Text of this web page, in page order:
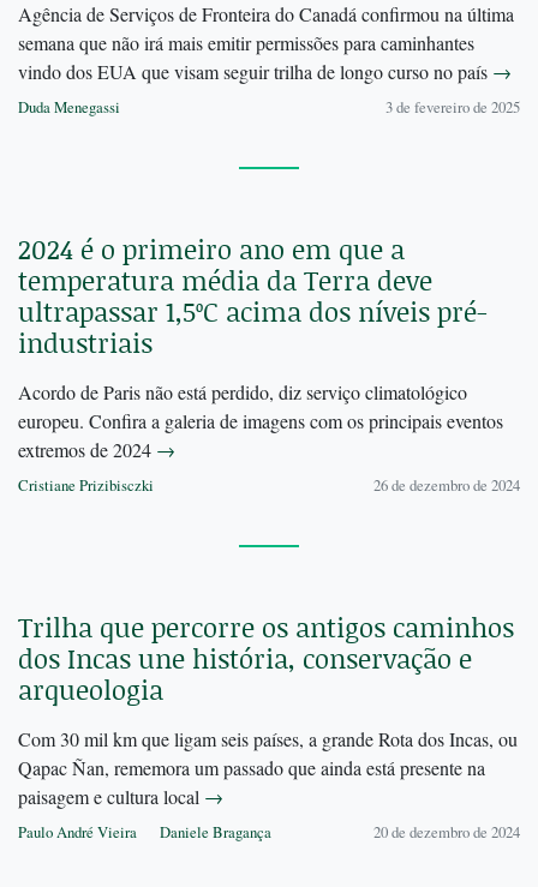
Agência de Serviços de Fronteira do Canadá confirmou na última
semana que não irá mais emitir permissões para caminhantes
vindo dos EUA que visam seguir trilha de longo curso no país →
Duda Menegassi 3 de fevereiro de 2025
2024 é o primeiro ano em que a
temperatura média da Terra deve
ultrapassar 1,5ºC acima dos níveis pré-
industriais
Acordo de Paris não está perdido, diz serviço climatológico
europeu. Confira a galeria de imagens com os principais eventos
extremos de 2024 →
Cristiane Prizibisczki 26 de dezembro de 2024
Trilha que percorre os antigos caminhos
dos Incas une história, conservação e
arqueologia
Com 30 mil km que ligam seis países, a grande Rota dos Incas, ou
Qapac Ñan, rememora um passado que ainda está presente na
paisagem e cultura local →
Paulo André Vieira Daniele Bragança 20 de dezembro de 2024